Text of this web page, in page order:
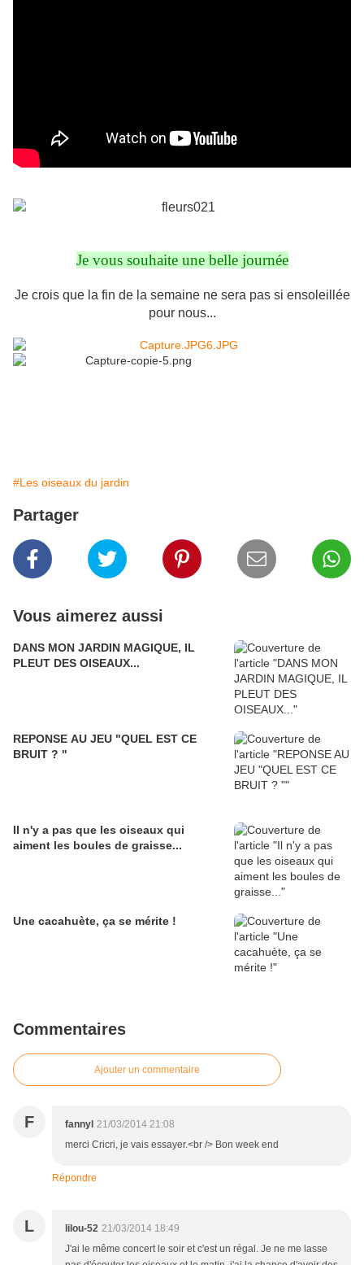
Je vous souhaite une belle journée
Je crois que la fin de la semaine ne sera pas si ensoleillée
pour nous...
#Les oiseaux du jardin
Partager
Vous aimerez aussi
DANS MON JARDIN MAGIQUE, IL
PLEUT DES OISEAUX...
REPONSE AU JEU "QUEL EST CE
BRUIT ? "
Il n'y a pas que les oiseaux qui
aiment les boules de graisse...
Une cacahuète, ça se mérite !
Commentaires
Ajouter un commentaire
F fannyl 21/03/2014 21:08
merci Cricri, je vais essayer.<br /> Bon week end
Répondre
L lilou-52 21/03/2014 18:49
J'ai le même concert le soir et c'est un régal. Je ne me lasse